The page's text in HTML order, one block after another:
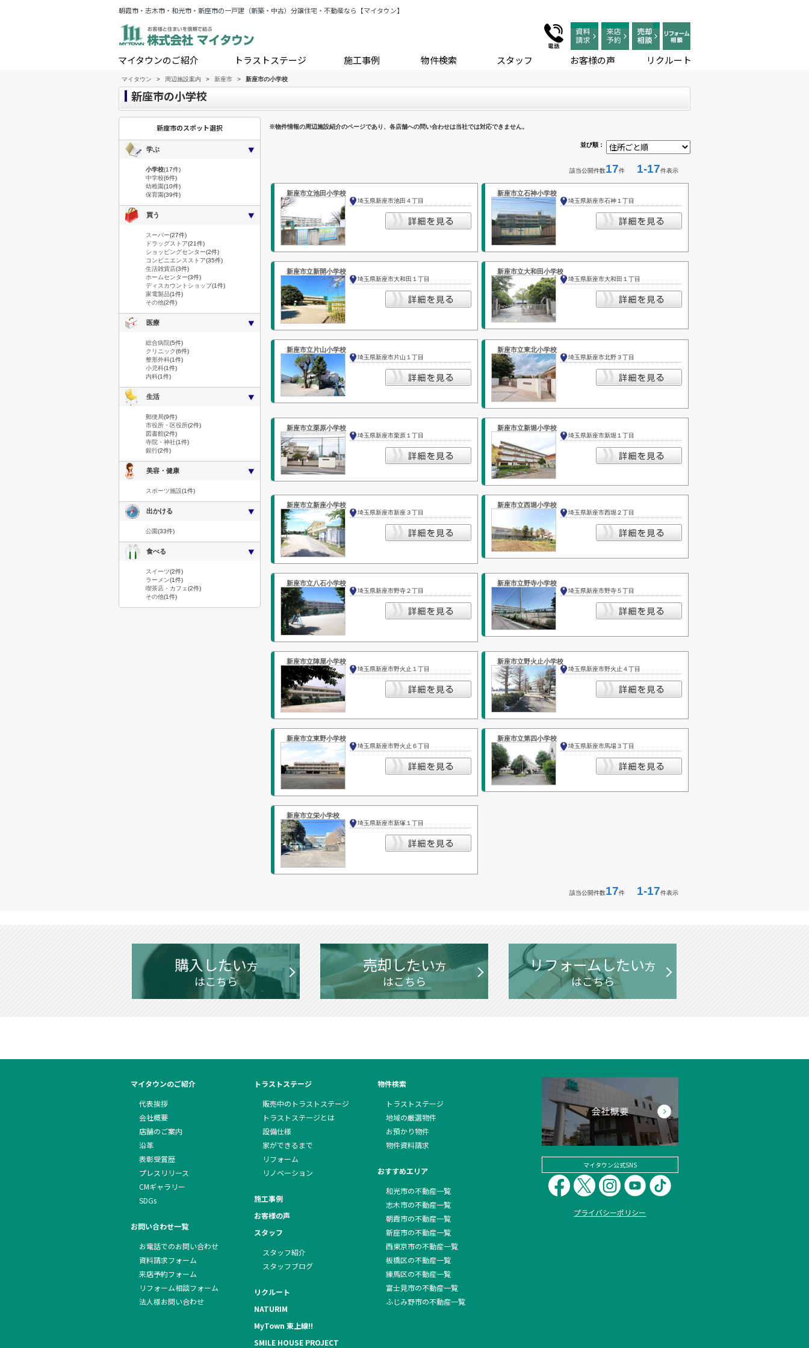
朝霞市・志木市・和光市・新座市の一戸建（新築・中古）分譲住宅・不動産なら【マイタウン】
マイタウンのご紹介 トラストステージ 施工事例 物件検索 スタッフ お客様の声 リクルート
マイタウン > 周辺施設案内 > 新座市 > 新座市の小学校
新座市の小学校
※物件情報の周辺施設紹介のページであり、各店舗への問い合わせは当社では対応できません。
並び順：
該当公開件数17件 1-17件表示
新座市立池田小学校
埼玉県新座市池田４丁目
新座市立石神小学校
埼玉県新座市石神１丁目
新座市立新開小学校
埼玉県新座市大和田１丁目
新座市立大和田小学校
埼玉県新座市大和田１丁目
新座市立片山小学校
埼玉県新座市片山１丁目
新座市立東北小学校
埼玉県新座市北野３丁目
新座市立栗原小学校
埼玉県新座市栗原１丁目
新座市立新堀小学校
埼玉県新座市新堀１丁目
新座市立新座小学校
埼玉県新座市新座３丁目
新座市立西堀小学校
埼玉県新座市西堀２丁目
新座市立八石小学校
埼玉県新座市野寺２丁目
新座市立野寺小学校
埼玉県新座市野寺５丁目
新座市立陣屋小学校
埼玉県新座市野火止１丁目
新座市立野火止小学校
埼玉県新座市野火止４丁目
新座市立東野小学校
埼玉県新座市野火止６丁目
新座市立第四小学校
埼玉県新座市馬場３丁目
新座市立栄小学校
埼玉県新座市新塚１丁目
該当公開件数17件 1-17件表示
新座市のスポット選択
学ぶ
小学校(17件)
中学校(6件)
幼稚園(10件)
保育園(39件)
買う
スーパー(27件)
ドラッグストア(21件)
ショッピングセンター(2件)
コンビニエンスストア(35件)
生活雑貨店(3件)
ホームセンター(3件)
ディスカウントショップ(1件)
家電製品(1件)
その他(2件)
医療
総合病院(5件)
クリニック(6件)
整形外科(1件)
小児科(1件)
内科(1件)
生活
郵便局(9件)
市役所・区役所(2件)
図書館(2件)
寺院・神社(1件)
銀行(2件)
美容・健康
スポーツ施設(1件)
出かける
公園(33件)
食べる
スイーツ(2件)
ラーメン(1件)
喫茶店・カフェ(2件)
その他(1件)
購入したい方
はこちら
売却したい方
はこちら
リフォームしたい方
はこちら
マイタウンのご紹介
代表挨拶
会社概要
店舗のご案内
沿革
表彰受賞歴
プレスリリース
CMギャラリー
SDGs
お問い合わせ一覧
お電話でのお問い合わせ
資料請求フォーム
来店予約フォーム
リフォーム相談フォーム
法人様お問い合わせ
トラストステージ
販売中のトラストステージ
トラストステージとは
設備仕様
家ができるまで
リフォーム
リノベーション
施工事例
お客様の声
スタッフ
スタッフ紹介
スタッフブログ
リクルート
NATURIM
MyTown 東上線!!
SMILE HOUSE PROJECT
物件検索
トラストステージ
地域の厳選物件
お預かり物件
物件資料請求
おすすめエリア
和光市の不動産一覧
志木市の不動産一覧
朝霞市の不動産一覧
新座市の不動産一覧
西東京市の不動産一覧
板橋区の不動産一覧
練馬区の不動産一覧
富士見市の不動産一覧
ふじみ野市の不動産一覧
マイタウン公式SNS
プライバシーポリシー